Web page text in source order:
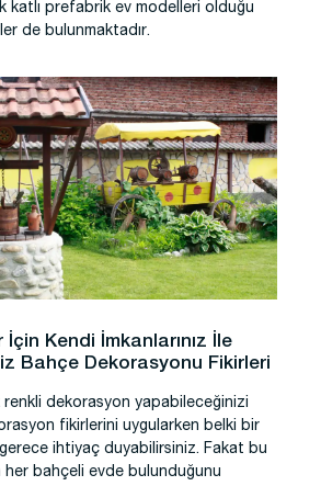
katlı prefabrik ev modelleri olduğu
de bulunmaktadır.
Kendi İmkanlarınız İle
Bahçe Dekorasyonu Fikirleri
dekorasyon yapabileceğinizi
fikirlerini uygularken belki bir
ihtiyaç duyabilirsiniz. Fakat bu
her bahçeli evde bulunduğunu